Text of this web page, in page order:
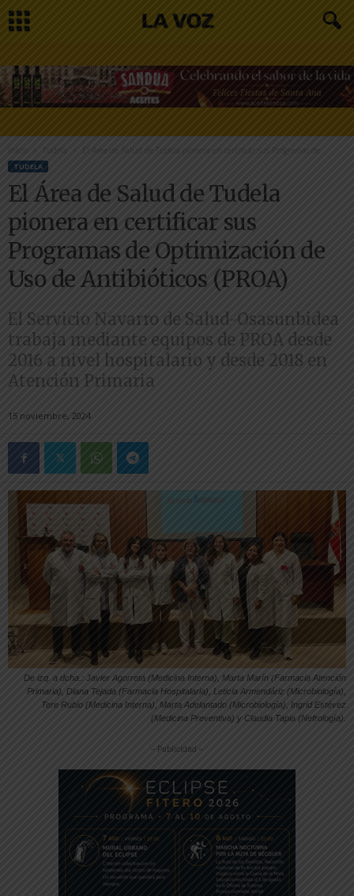
Inicio Tudela El Área de Salud de Tudela pionera en certificar sus Programas de...
TUDELA
El Área de Salud de Tudela
pionera en certificar sus
Programas de Optimización de
Uso de Antibióticos (PROA)
El Servicio Navarro de Salud-Osasunbidea
trabaja mediante equipos de PROA desde
2016 a nivel hospitalario y desde 2018 en
Atención Primaria
15 noviembre, 2024
De izq. a dcha.: Javier Agorreta (Medicina Interna), Marta Marín (Farmacia Atención
Primaria), Diana Tejada (Farmacia Hospitalaria), Leticia Armendáriz (Microbiología),
Tere Rubio (Medicina Interna), Marta Adelantado (Microbiología), Ingrid Estévez
(Medicina Preventiva) y Claudia Tapia (Nefrología).
-- Publicidad --